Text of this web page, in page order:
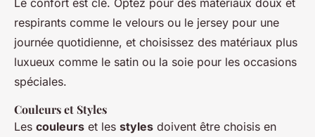
respirants comme le velours ou le jersey pour une
journée quotidienne, et choisissez des matériaux plus
luxueux comme le satin ou la soie pour les occasions
spéciales.
Couleurs et Styles
Les couleurs et les styles doivent être choisis en